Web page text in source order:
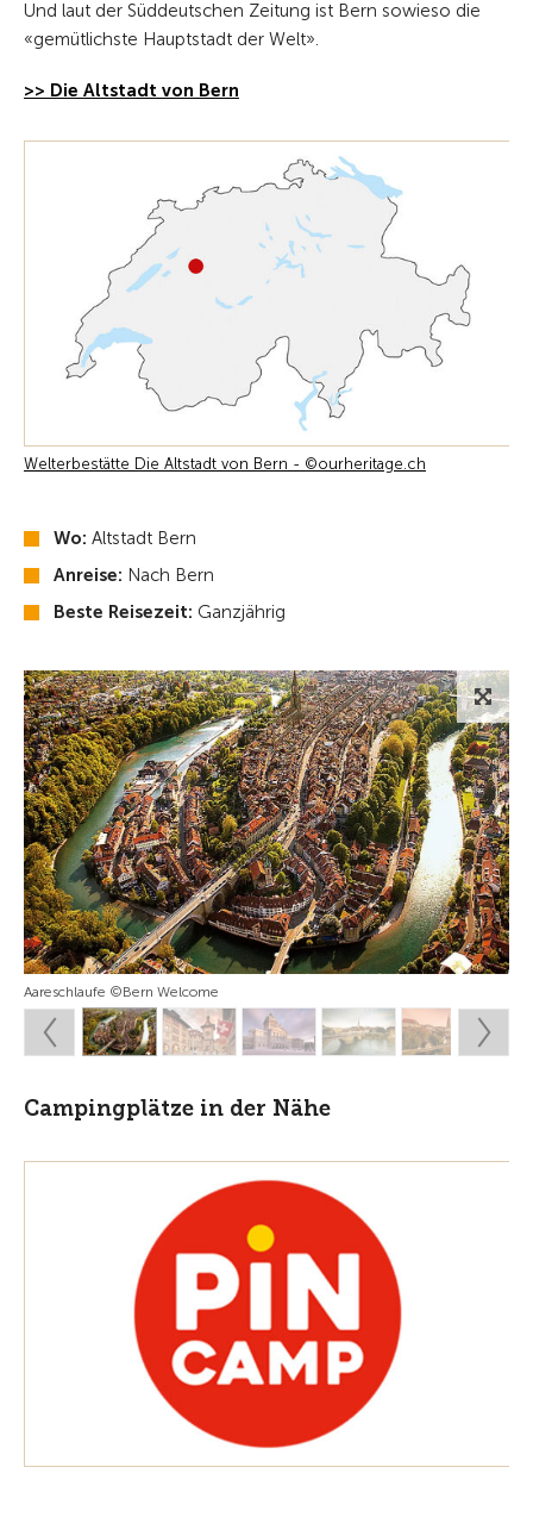
Und laut der Süddeutschen Zeitung ist Bern sowieso die
«gemütlichste Hauptstadt der Welt».
>> Die Altstadt von Bern
Welterbestätte Die Altstadt von Bern - ©ourheritage.ch
Wo: Altstadt Bern
Anreise: Nach Bern
Beste Reisezeit: Ganzjährig
Aareschlaufe ©Bern Welcome
Campingplätze in der Nähe